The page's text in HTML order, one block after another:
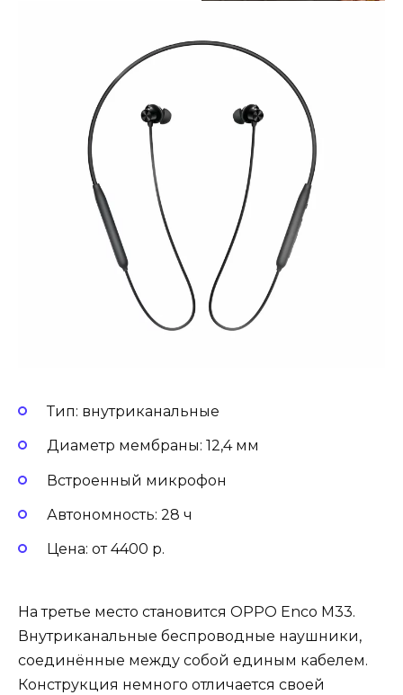
Тип: внутриканальные
Диаметр мембраны: 12,4 мм
Встроенный микрофон
Автономность: 28 ч
Цена: от 4400 р.
На третье место становится OPPO Enco M33.
Внутриканальные беспроводные наушники,
соединённые между собой единым кабелем.
Конструкция немного отличается своей